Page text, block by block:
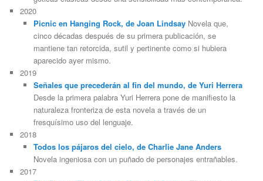
2020
Picnic en Hanging Rock, de Joan LindsayNovela que,
cinco décadas después de su primera publicación, se
mantiene tan retorcida, sutil y pertinente como si hubiera
aparecido ayer mismo.
2019
Señales que precederán al fin del mundo, de Yuri Herrera
Desde la primera palabra Yuri Herrera pone de manifiesto la
naturaleza fronteriza de esta novela a través de un
fresquísimo uso del lenguaje.
2018
Todos los pájaros del cielo, de Charlie Jane Anders
Novela ingeniosa con un puñado de personajes entrañables.
2017